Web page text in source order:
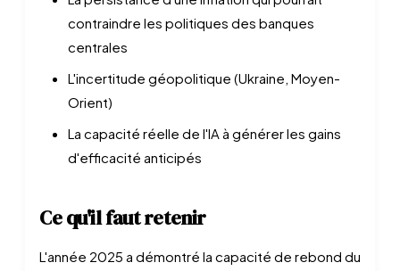
contraindre les politiques des banques
centrales
L'incertitude géopolitique (Ukraine, Moyen-
Orient)
La capacité réelle de l'IA à générer les gains
d'efficacité anticipés
Ce qu'il faut retenir
L'année 2025 a démontré la capacité de rebond du